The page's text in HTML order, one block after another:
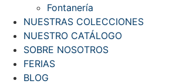
Fontanería
NUESTRAS COLECCIONES
NUESTRO CATÁLOGO
SOBRE NOSOTROS
FERIAS
BLOG